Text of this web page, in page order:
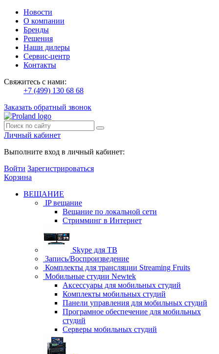
Новости
О компании
Бренды
Решения
Наши дилеры
Сервис-центр
Контакты
Свяжитесь с нами:
+7 (499) 130 68 68
Заказать обратный звонок
Личный кабинет
Выполните вход в личный кабинет:
Войти Зарегистрироваться
Корзина
ВЕЩАНИЕ
IP вещание
Вещание по локальной сети
Стримминг в Интернет
Skype для ТВ
Запись/Воспроизведение
Комплекты для трансляции Streaming Fruits
Мобильные студии Newtek
Аксессуары для мобильных студий
Комплекты мобильных студий
Панели управления для мобильных студий
Програмное обеспечение для мобильных
студий
Серверы мобильных студий